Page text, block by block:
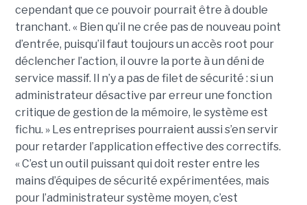
cependant que ce pouvoir pourrait être à double
tranchant. « Bien qu’il ne crée pas de nouveau point
d’entrée, puisqu’il faut toujours un accès root pour
déclencher l’action, il ouvre la porte à un déni de
service massif. Il n’y a pas de filet de sécurité : si un
administrateur désactive par erreur une fonction
critique de gestion de la mémoire, le système est
fichu. » Les entreprises pourraient aussi s’en servir
pour retarder l’application effective des correctifs.
« C’est un outil puissant qui doit rester entre les
mains d’équipes de sécurité expérimentées, mais
pour l’administrateur système moyen, c’est